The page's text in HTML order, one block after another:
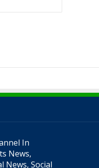
In
News,
News, Social